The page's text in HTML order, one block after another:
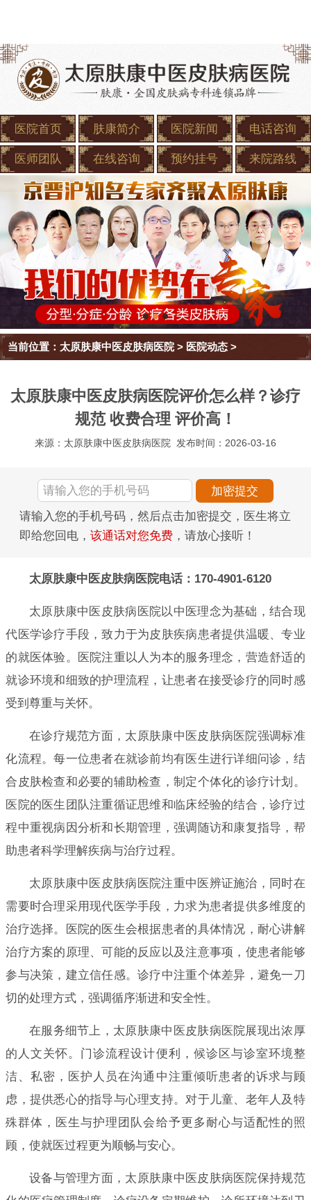
医院首页 肤康简介 医院新闻 电话咨询
医师团队 在线咨询 预约挂号 来院路线
当前位置： 太原肤康中医皮肤病医院> 医院动态 >
太原肤康中医皮肤病医院评价怎么样？诊疗
规范 收费合理 评价高！
来源：太原肤康中医皮肤病医院 发布时间：2026-03-16
请输入您的手机号码，然后点击加密提交，医生将立
即给您回电， 该通话对您免费 ，请放心接听！
太原肤康中医皮肤病医院电话：170-4901-6120
太原肤康中医皮肤病医院以中医理念为基础，结合现
代医学诊疗手段，致力于为皮肤疾病患者提供温暖、专业
的就医体验。医院注重以人为本的服务理念，营造舒适的
就诊环境和细致的护理流程，让患者在接受诊疗的同时感
受到尊重与关怀。
在诊疗规范方面，太原肤康中医皮肤病医院强调标准
化流程。每一位患者在就诊前均有医生进行详细问诊，结
合皮肤检查和必要的辅助检查，制定个体化的诊疗计划。
医院的医生团队注重循证思维和临床经验的结合，诊疗过
程中重视病因分析和长期管理，强调随访和康复指导，帮
助患者科学理解疾病与治疗过程。
太原肤康中医皮肤病医院注重中医辨证施治，同时在
需要时合理采用现代医学手段，力求为患者提供多维度的
治疗选择。医院的医生会根据患者的具体情况，耐心讲解
治疗方案的原理、可能的反应以及注意事项，使患者能够
参与决策，建立信任感。诊疗中注重个体差异，避免一刀
切的处理方式，强调循序渐进和安全性。
在服务细节上，太原肤康中医皮肤病医院展现出浓厚
的人文关怀。门诊流程设计便利，候诊区与诊室环境整
洁、私密，医护人员在沟通中注重倾听患者的诉求与顾
虑，提供悉心的指导与心理支持。对于儿童、老年人及特
殊群体，医生与护理团队会给予更多耐心与适配性的照
顾，使就医过程更为顺畅与安心。
设备与管理方面，太原肤康中医皮肤病医院保持规范